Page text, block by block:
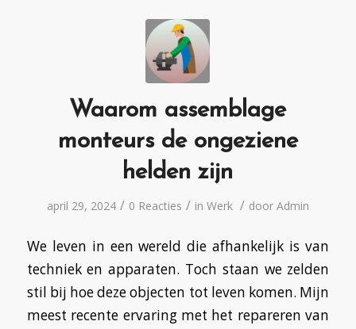
Waarom assemblage
monteurs de ongeziene
helden zijn
april 29, 2024 / 0 Reacties / in Werk / door Admin
We leven in een wereld die afhankelijk is van
techniek en apparaten. Toch staan we zelden
stil bij hoe deze objecten tot leven komen. Mijn
meest recente ervaring met het repareren van